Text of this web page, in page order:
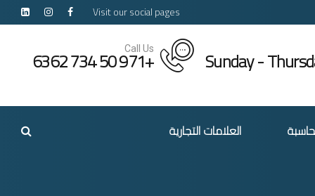
Visit our social pages
Sunday -
Call Us
+971 50 734 6362
العلامات التجارية